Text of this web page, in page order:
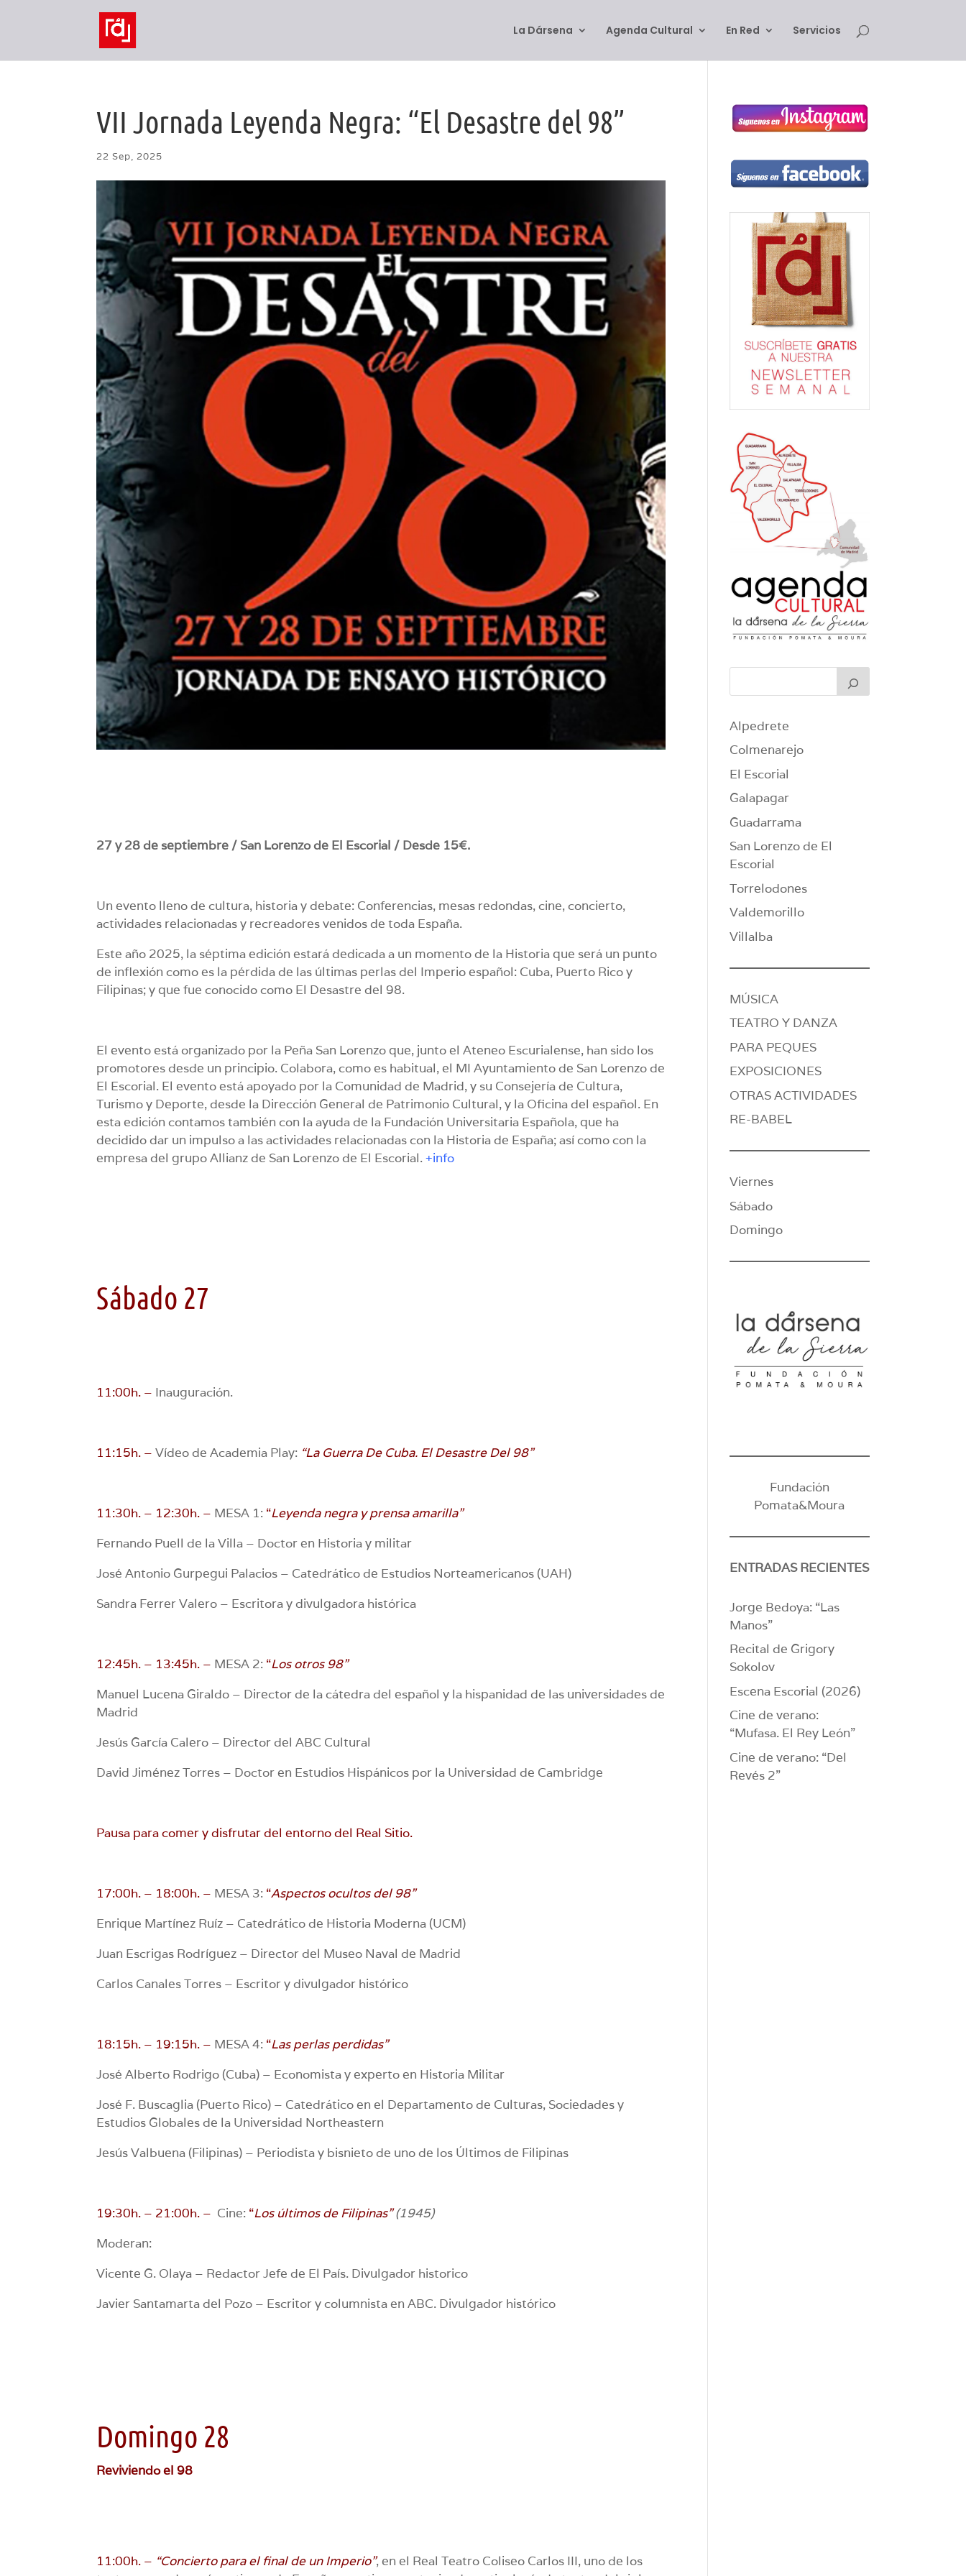
La Dársena Agenda Cultural En Red Servicios
VII Jornada Leyenda Negra: “El Desastre del 98”
22 Sep, 2025
27 y 28 de septiembre / San Lorenzo de El Escorial / Desde 15€.
Un evento lleno de cultura, historia y debate: Conferencias, mesas redondas, cine, concierto,
actividades relacionadas y recreadores venidos de toda España.
Este año 2025, la séptima edición estará dedicada a un momento de la Historia que será un punto
de inflexión como es la pérdida de las últimas perlas del Imperio español: Cuba, Puerto Rico y
Filipinas; y que fue conocido como El Desastre del 98.
El evento está organizado por la Peña San Lorenzo que, junto el Ateneo Escurialense, han sido los
promotores desde un principio. Colabora, como es habitual, el MI Ayuntamiento de San Lorenzo de
El Escorial. El evento está apoyado por la Comunidad de Madrid, y su Consejería de Cultura,
Turismo y Deporte, desde la Dirección General de Patrimonio Cultural, y la Oficina del español. En
esta edición contamos también con la ayuda de la Fundación Universitaria Española, que ha
decidido dar un impulso a las actividades relacionadas con la Historia de España; así como con la
empresa del grupo Allianz de San Lorenzo de El Escorial.+info
Sábado 27
11:00h. – Inauguración.
11:15h. – Vídeo de Academia Play: “La Guerra De Cuba. El Desastre Del 98”
11:30h. – 12:30h. – MESA 1: “Leyenda negra y prensa amarilla”
Fernando Puell de la Villa – Doctor en Historia y militar
José Antonio Gurpegui Palacios – Catedrático de Estudios Norteamericanos (UAH)
Sandra Ferrer Valero – Escritora y divulgadora histórica
12:45h. – 13:45h. – MESA 2: “Los otros 98”
Manuel Lucena Giraldo – Director de la cátedra del español y la hispanidad de las universidades de
Madrid
Jesús García Calero – Director del ABC Cultural
David Jiménez Torres – Doctor en Estudios Hispánicos por la Universidad de Cambridge
Pausa para comer y disfrutar del entorno del Real Sitio.
17:00h. – 18:00h. – MESA 3: “Aspectos ocultos del 98”
Enrique Martínez Ruíz – Catedrático de Historia Moderna (UCM)
Juan Escrigas Rodríguez – Director del Museo Naval de Madrid
Carlos Canales Torres – Escritor y divulgador histórico
18:15h. – 19:15h. – MESA 4: “Las perlas perdidas”
José Alberto Rodrigo (Cuba) – Economista y experto en Historia Militar
José F. Buscaglia (Puerto Rico) – Catedrático en el Departamento de Culturas, Sociedades y
Estudios Globales de la Universidad Northeastern
Jesús Valbuena (Filipinas) – Periodista y bisnieto de uno de los Últimos de Filipinas
19:30h. – 21:00h. – Cine: “Los últimos de Filipinas”(1945)
Moderan:
Vicente G. Olaya – Redactor Jefe de El País. Divulgador historico
Javier Santamarta del Pozo – Escritor y columnista en ABC. Divulgador histórico
Domingo 28
Reviviendo el 98
11:00h. – “Concierto para el final de un Imperio”, en el Real Teatro Coliseo Carlos III, uno de los
Alpedrete
Colmenarejo
El Escorial
Galapagar
Guadarrama
San Lorenzo de El
Escorial
Torrelodones
Valdemorillo
Villalba
MÚSICA
TEATRO Y DANZA
PARA PEQUES
EXPOSICIONES
OTRAS ACTIVIDADES
RE-BABEL
Viernes
Sábado
Domingo
Fundación
Pomata&Moura
ENTRADAS RECIENTES
Jorge Bedoya: “Las
Manos”
Recital de Grigory
Sokolov
Escena Escorial (2026)
Cine de verano:
“Mufasa. El Rey León”
Cine de verano: “Del
Revés 2”